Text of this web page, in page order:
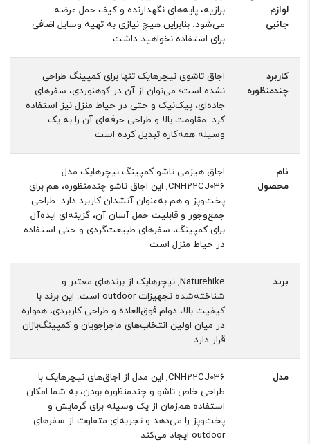
لوازم
جانبی
برازیه، پایه‌های نگهدارنده و کیف حمل عرضه
می‌شود. بنابراین هیچ نیازی به تهیه وسایل اضافی
برای استفاده نخواهید داشت
کاربرد
چندمنظوره
اجاق تاشوی نیچرهایک تنها برای کمپینگ طراحی
نشده است؛ می‌توان از آن در کوهنوردی، سفرهای
جاده‌ای، پیک‌نیک و حتی در حیاط منزل نیز استفاده
کرد. مقاومت بالا و طراحی حرفه‌ای آن را به یک
وسیله همه‌کاره تبدیل کرده است
نام
محصول
اجاق هیزمی تاشو کمپینگ نیچرهایک مدل
CNH22CJ036, این اجاق تاشو چندمنظوره، هم برای
پخت‌وپز و هم به‌عنوان آتشدان کاربرد دارد. طراحی
جمع‌وجور و قابلیت حمل آسان آن، گزینه‌ای ایده‌آل
برای کمپینگ، سفرهای طبیعت‌گردی و حتی استفاده
در حیاط منزل است
برند
Naturehike, نیچرهایک از برندهای معتبر و
شناخته‌شده تجهیزات outdoor است. این برند با
کیفیت بالا، دوام فوق‌العاده و طراحی کاربردی، همواره
در میان اولین انتخاب‌های ماجراجویان و کمپینگ‌بازان
قرار دارد
مدل
CNH22CJ036, این مدل از اجاق‌های نیچرهایک با
طراحی خاص تاشو و چندمنظوره بودن، به شما امکان
استفاده هم‌زمان از یک وسیله برای گرمایش و
پخت‌وپز را می‌دهد و تجربه‌ای متفاوت از سفرهای
outdoor ایجاد می‌کند